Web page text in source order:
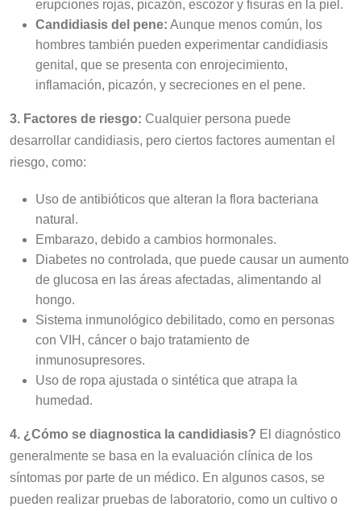
erupciones rojas, picazón, escozor y fisuras en la piel.
Candidiasis del pene: Aunque menos común, los
hombres también pueden experimentar candidiasis
genital, que se presenta con enrojecimiento,
inflamación, picazón, y secreciones en el pene.
3. Factores de riesgo: Cualquier persona puede
desarrollar candidiasis, pero ciertos factores aumentan el
riesgo, como:
Uso de antibióticos que alteran la flora bacteriana
natural.
Embarazo, debido a cambios hormonales.
Diabetes no controlada, que puede causar un aumento
de glucosa en las áreas afectadas, alimentando al
hongo.
Sistema inmunológico debilitado, como en personas
con VIH, cáncer o bajo tratamiento de
inmunosupresores.
Uso de ropa ajustada o sintética que atrapa la
humedad.
4. ¿Cómo se diagnostica la candidiasis? El diagnóstico
generalmente se basa en la evaluación clínica de los
síntomas por parte de un médico. En algunos casos, se
pueden realizar pruebas de laboratorio, como un cultivo o